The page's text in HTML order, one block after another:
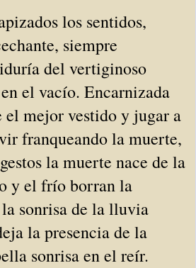
los sentidos,
siempre
del vertiginoso
el vacío. Encarnizada
el mejor vestido y jugar a
franqueando la muerte,
la muerte nace de la
y el frío borran la
sonrisa de la lluvia
la presencia de la
sonrisa en el reír.